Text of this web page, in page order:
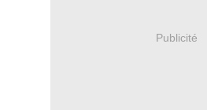
Publicité